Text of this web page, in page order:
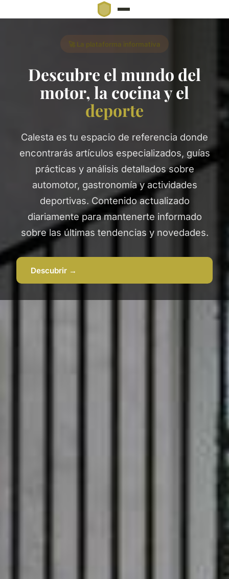
🚀 La plataforma informativa
Descubre el mundo del
motor, la cocina y el
deporte
Calesta es tu espacio de referencia donde
encontrarás artículos especializados, guías
prácticas y análisis detallados sobre
automotor, gastronomía y actividades
deportivas. Contenido actualizado
diariamente para mantenerte informado
sobre las últimas tendencias y novedades.
Descubrir →